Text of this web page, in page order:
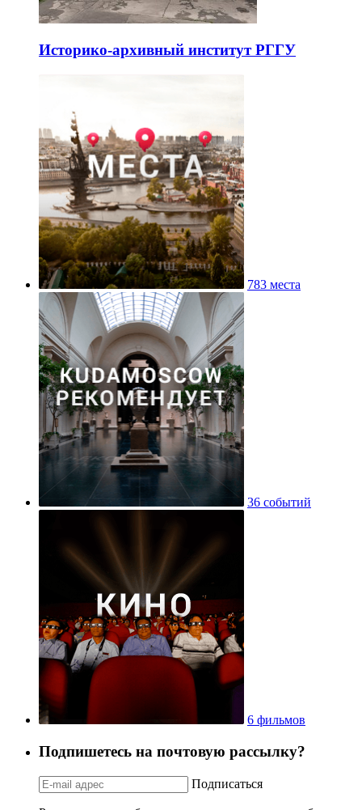
Историко-архивный институт РГГУ
783 места
36 событий
6 фильмов
Подпишетесь на почтовую рассылку?
Подписаться